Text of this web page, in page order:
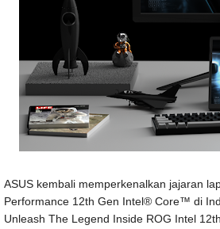
ASUS kembali memperkenalkan jajaran
Performance 12th Gen Intel® Core™ di
Unleash The Legend Inside ROG Intel